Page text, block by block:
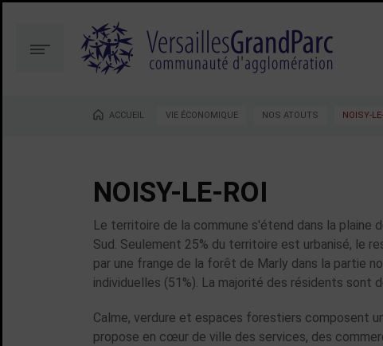
contenu
la
recherche
Menu
Vous êtes ici :
ACCUEIL VIE ÉCONOMIQUE NOS ATOUTS NOISY-
NOISY-LE-ROI
Le territoire de la commune s'étend dans la plaine
Sud. Seulement 25% du territoire est urbanisé, le
par une frange de la forêt de Marly dans la partie
individuelles (51%). La majorité des résidents
Calme, verdure et espaces forestiers composent
propose en cœur de ville des services, des